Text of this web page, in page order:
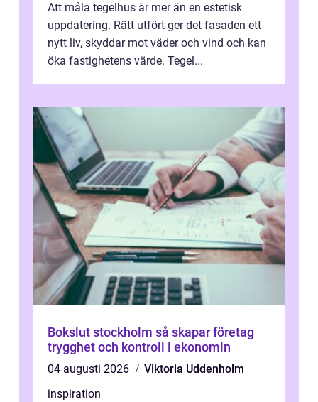
Att måla tegelhus är mer än en estetisk
uppdatering. Rätt utfört ger det fasaden ett
nytt liv, skyddar mot väder och vind och kan
öka fastighetens värde. Tegel...
Bokslut stockholm så skapar företag
trygghet och kontroll i ekonomin
04 augusti 2026
Viktoria Uddenholm
inspiration